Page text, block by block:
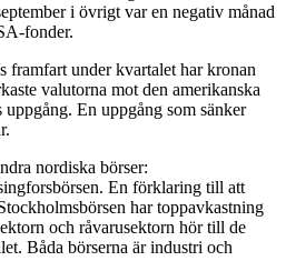
i övrigt var en negativ månad
fonder.
framfart under kvartalet har kronan
valutorna mot den amerikanska
En uppgång som sänker
nordiska börser:
En förklaring till att
har toppavkastning
och råvarusektorn hör till de
Båda börserna är industri och